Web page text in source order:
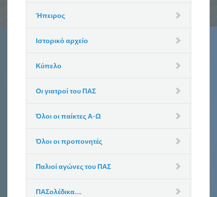
Ήπειρος
Ιστορικό αρχείο
Κύπελο
Οι γιατροί του ΠΑΣ
Όλοι οι παίκτες Α-Ω
Όλοι οι προπονητές
Παλιοί αγώνες του ΠΑΣ
ΠΑΣολέδικα….